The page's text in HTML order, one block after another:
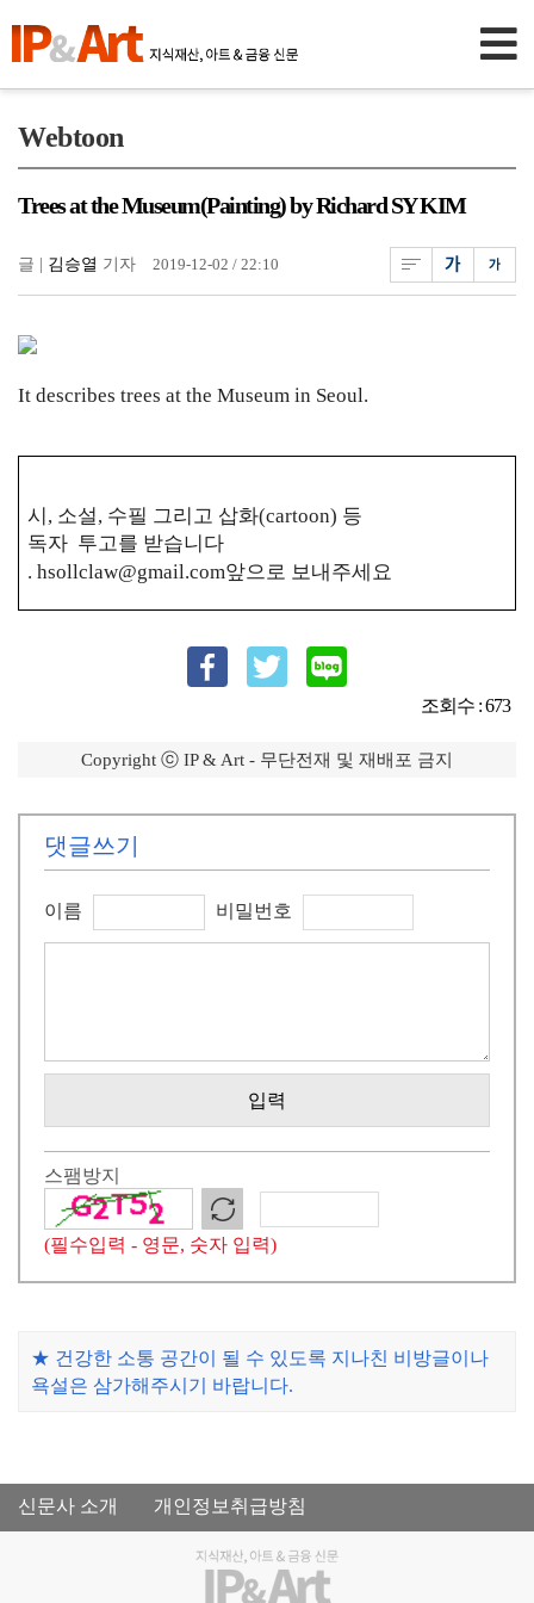
Webtoon
Trees at the Museum(Painting) by Richard SY KIM
글 | 김승열 기자 2019-12-02 / 22:10
It describes trees at the Museum in Seoul.
시, 소설, 수필 그리고 삽화(cartoon) 등
독자 투고를 받습니다
.hsollclaw@gmail.com앞으로 보내주세요
조회수 : 673
Copyright ⓒ IP & Art - 무단전재 및 재배포 금지
댓글쓰기
이름 비밀번호
입력
스팸방지
(필수입력 - 영문, 숫자 입력)
★ 건강한 소통 공간이 될 수 있도록 지나친 비방글이나
욕설은 삼가해주시기 바랍니다.
신문사 소개 개인정보취급방침